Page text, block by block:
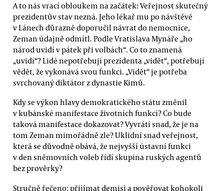
A to nás vrací obloukem na začátek: Veřejnost skutečný
prezidentův stav nezná. Jeho lékař mu po návštěvě
v Lánech důrazně doporučil návrat do nemocnice,
Zeman údajně odmítl. Podle Vratislava Mynáře „ho
národ uvidí v pátek při volbách“. Co to znamená
„uvidí“? Lidé nepotřebují prezidenta „vidět“, potřebují
vědět, že vykonává svou funkci. „Vidět“ je potřeba
svrchovaný diktátor z dynastie Kimů.
Kdy se výkon hlavy demokratického státu změnil
v kubánské manifestace životních funkcí? Co bude
taková manifestace dokazovat? Vyvrátí snad, že je na
tom Zeman mimořádně zle? Uklidní snad veřejnost,
která se důvodně obává, že nejvyšší ústavní funkci
v den sněmovních voleb řídí skupina ruských agentů
bez prověrky?
Stručně řečeno: přijímat demisi a pověřovat kohokoli